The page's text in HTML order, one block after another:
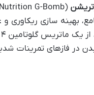
سازی ریکاوری و
در فازهای تمرینات